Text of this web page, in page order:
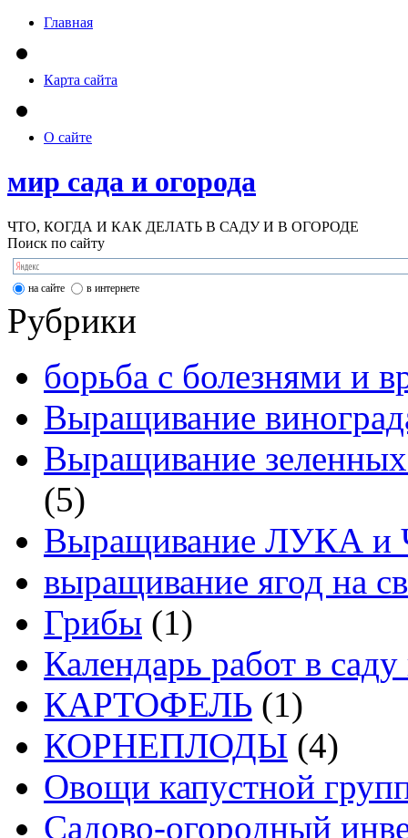
Главная
Карта сайта
О сайте
мир сада и огорода
ЧТО, КОГДА И КАК ДЕЛАТЬ В САДУ И В ОГОРОДЕ
Поиск по сайту
на сайте в интернете
Рубрики
борьба с болезнями и
Выращивание
Выращивание
(5)
Выращивание ЛУКА
выращивание ягод на
Грибы (1)
Календарь работ в
КАРТОФЕЛЬ (1)
КОРНЕПЛОДЫ (4)
Овощи капустной
Садово-огородный